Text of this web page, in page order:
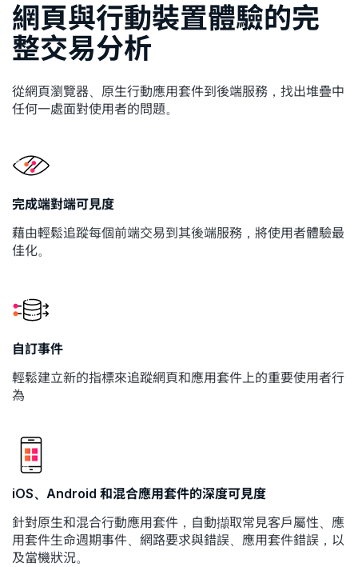
網頁與行動裝置體驗的完
整交易分析
從網頁瀏覽器、原生行動應用套件到後端服務，找出堆疊中
任何一處面對使用者的問題。
完成端對端可見度
藉由輕鬆追蹤每個前端交易到其後端服務，將使用者體驗最
佳化。
自訂事件
輕鬆建立新的指標來追蹤網頁和應用套件上的重要使用者行
為
iOS、Android 和混合應用套件的深度可見度
針對原生和混合行動應用套件，自動擷取常見客戶屬性、應
用套件生命週期事件、網路要求與錯誤、應用套件錯誤，以
及當機狀況。